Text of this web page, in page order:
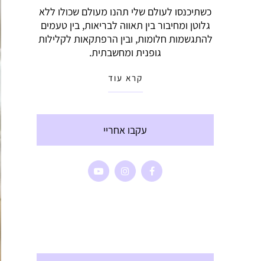
כשתיכנסו לעולם שלי תהנו מעולם שכולו ללא
גלוטן ומחיבור בין תאווה לבריאות, בין טעמים
להתגשמות חלומות, ובין הרפתקאות לקלילות
גופנית ומחשבתית.
קרא עוד
עקבו אחריי